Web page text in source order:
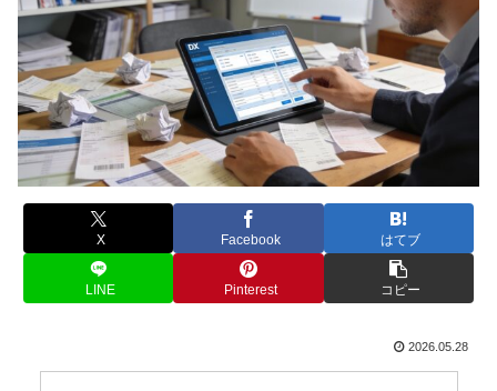
X Facebook はてブ
LINE Pinterest コピー
2026.05.28